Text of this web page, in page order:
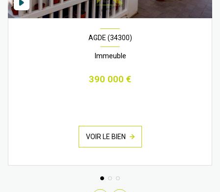
AGDE (34300)
Immeuble
390 000 €
VOIR LE BIEN